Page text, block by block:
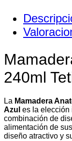
240ml
La Mamadera
Azul es la elección
combinación de
alimentación de
diseño atractivo y